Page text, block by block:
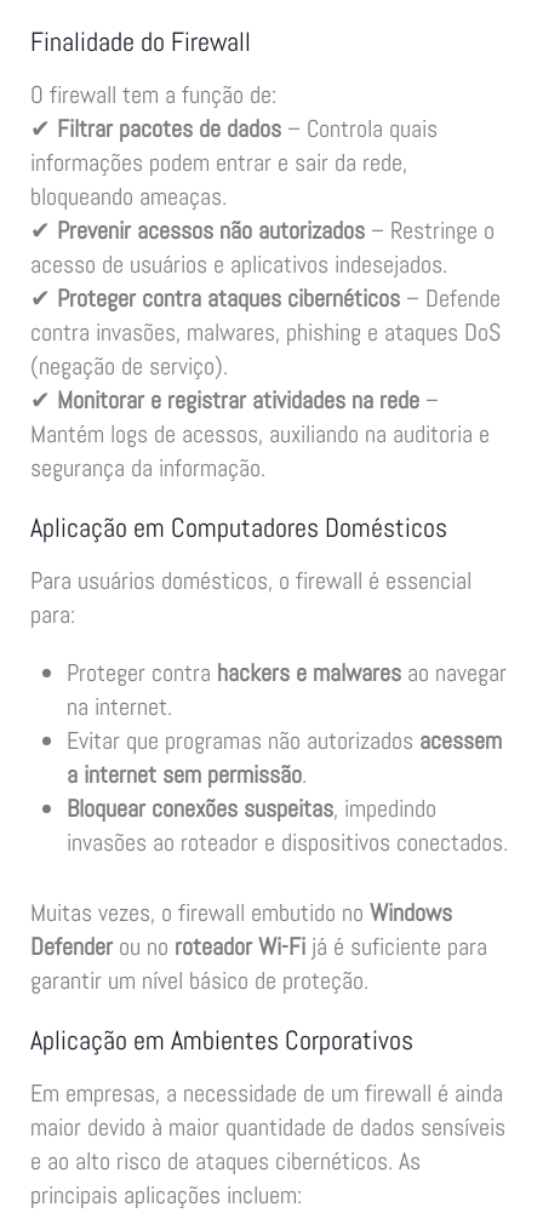
Finalidade do Firewall
O firewall tem a função de:
✔ Filtrar pacotes de dados – Controla quais
informações podem entrar e sair da rede,
bloqueando ameaças.
✔ Prevenir acessos não autorizados – Restringe o
acesso de usuários e aplicativos indesejados.
✔ Proteger contra ataques cibernéticos – Defende
contra invasões, malwares, phishing e ataques DoS
(negação de serviço).
✔ Monitorar e registrar atividades na rede –
Mantém logs de acessos, auxiliando na auditoria e
segurança da informação.
Aplicação em Computadores Domésticos
Para usuários domésticos, o firewall é essencial
para:
Proteger contra hackers e malwares ao navegar
na internet.
Evitar que programas não autorizados acessem
a internet sem permissão.
Bloquear conexões suspeitas, impedindo
invasões ao roteador e dispositivos conectados.
Muitas vezes, o firewall embutido no Windows
Defender ou no roteador Wi-Fi já é suficiente para
garantir um nível básico de proteção.
Aplicação em Ambientes Corporativos
Em empresas, a necessidade de um firewall é ainda
maior devido à maior quantidade de dados sensíveis
e ao alto risco de ataques cibernéticos. As
principais aplicações incluem: